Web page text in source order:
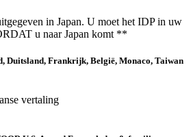
in Japan. U moet het IDP in uw
u naar Japan komt **
Duitsland, Frankrijk, België, Monaco, Taiwan
vertaling